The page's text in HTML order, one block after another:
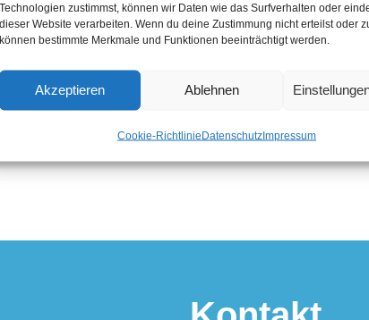
Technologien zustimmst, können wir Daten wie das Surfverhalten oder
dieser Website verarbeiten. Wenn du deine Zustimmung nicht erteilst oder
können bestimmte Merkmale und Funktionen beeinträchtigt werden.
Akzeptieren Ablehnen
Cookie-RichtlinieDatenschutzImpressum
Alle Begegnungen gingen in jeweils zwei